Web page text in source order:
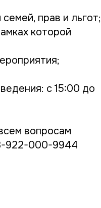
прав и льгот;
которой
с 15:00 до
вопросам
922-000-9944